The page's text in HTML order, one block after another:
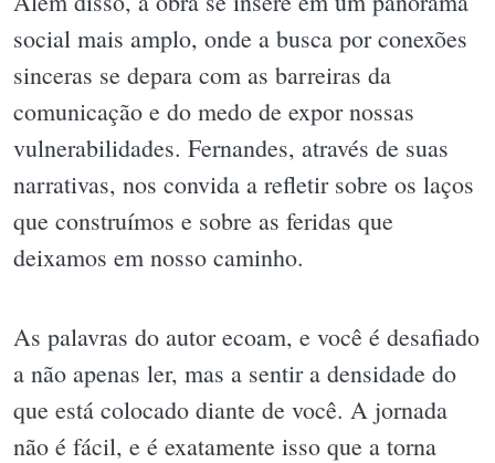
social mais amplo, onde a busca por conexões
sinceras se depara com as barreiras da
comunicação e do medo de expor nossas
vulnerabilidades. Fernandes, através de suas
narrativas, nos convida a refletir sobre os laços
que construímos e sobre as feridas que
deixamos em nosso caminho.
As palavras do autor ecoam, e você é desafiado
a não apenas ler, mas a sentir a densidade do
que está colocado diante de você. A jornada
não é fácil, e é exatamente isso que a torna